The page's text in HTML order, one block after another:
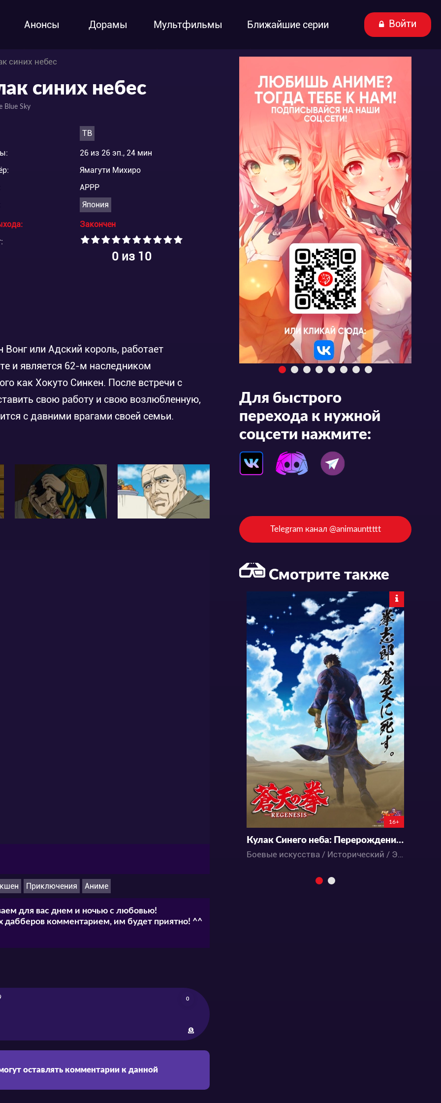
Анонсы Дорамы Мультфильмы Ближайшие серии Войти
синих небес
синих небес
Blue Sky
ТВ
26 из 26 эп., 24 мин
Ямагути Михиро
APPP
Япония
Закончен
0из 10
или Адский король, работает
и является 62-м наследником
как Хокуто Синкен. После встречи с
свою работу и свою возлюбленную,
с давними врагами своей семьи.
Приключения Аниме
для вас днем и ночью с любовью!
дабберов комментарием, им будет приятно! ^^
0
оставлять комментарии к данной
Для быстрого
перехода к нужной
соцсети нажмите:
Telegram канал @animaunttttt
Смотрите также
16+
Кулак Синего неба: Перерождение 2
Боевые искусства / Исторический / Экшен / Аниме